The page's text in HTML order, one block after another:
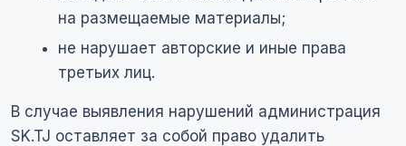
на размещаемые материалы;
не нарушает авторские и иные права
третьих лиц.
В случае выявления нарушений администрация
SK.TJ оставляет за собой право удалить